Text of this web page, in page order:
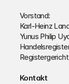
Vorstand:
Karl-Heinz
Yunus Philip
Kontakt